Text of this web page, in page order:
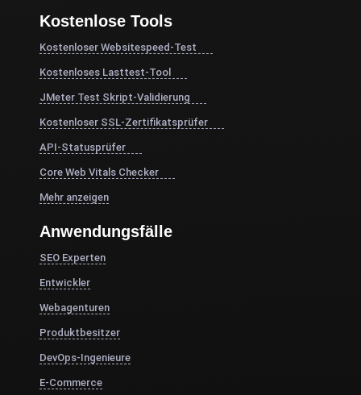
Kostenlose Tools
Kostenloser Websitespeed-Test
Kostenloses Lasttest-Tool
JMeter Test Skript-Validierung
Kostenloser SSL-Zertifikatsprüfer
API-Statusprüfer
Core Web Vitals Checker
Mehr anzeigen
Anwendungsfälle
SEO Experten
Entwickler
Webagenturen
Produktbesitzer
DevOps-Ingenieure
E-Commerce